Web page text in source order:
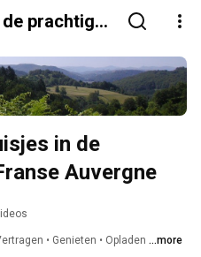
prachtige
in de
Auvergne
• Genieten • Opladen ...more